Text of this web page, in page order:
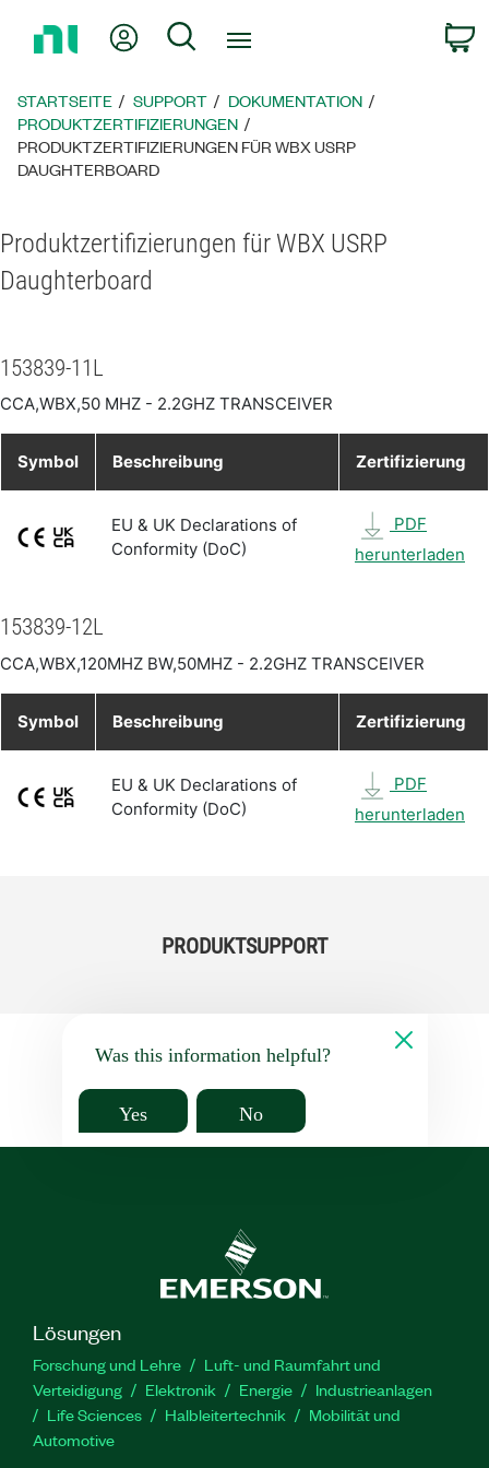
zur
Mein KontoSuche
STARTSEITE SUPPORT
DOKUMENTATION
PRODUKTZERTIFIZIERUNGEN
PRODUKTZERTIFIZIERUNGEN FÜR WBX USRP
DAUGHTERBOARD
Produktzertifizierungen für WBX USRP
Daughterboard
153839-11L
CCA,WBX,50 MHZ - 2.2GHZ TRANSCEIVER
Symbol Beschreibung Zertifizierung
EU & UK Declarations of
Conformity (DoC)
PDF
herunterladen
153839-12L
CCA,WBX,120MHZ BW,50MHZ - 2.2GHZ TRANSCEIVER
Symbol Beschreibung Zertifizierung
EU & UK Declarations of
Conformity (DoC)
PDF
herunterladen
PRODUKTSUPPORT
Was this information helpful?
Yes No
Lösungen
Forschung und Lehre
Luft- und Raumfahrt und
Verteidigung
Elektronik Energie
Industrieanlagen
Life Sciences
Halbleitertechnik
Mobilität und
Automotive